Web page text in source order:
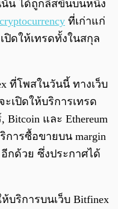
น ได้ถูกลิสขึ้นบนหนึ่ง
cryptocurrency ที่เก่าแก่
ปิดให้เทรดทั้งในสกุล
ที่โพสในวันนี้ ทางเว็บ
เปิดให้บริการเทรด
และ Ethereum
การซื้อขายบน margin
อีกด้วย ซึ่งประกาศได้
บริการบนเว็บ Bitfinex